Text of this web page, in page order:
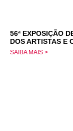
56ª EXPOSIÇÃO
DOS ARTISTAS E
SAIBA MAIS >